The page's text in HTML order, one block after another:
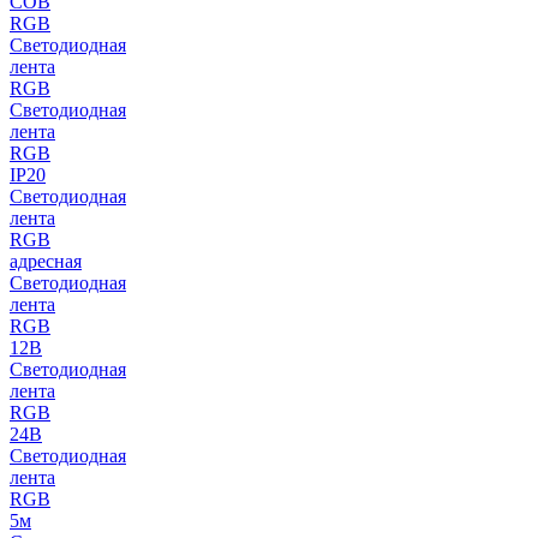
RGB
Светодиодная
лента
RGB
Светодиодная
лента
RGB
IP20
Светодиодная
лента
RGB
адресная
Светодиодная
лента
RGB
12В
Светодиодная
лента
RGB
24В
Светодиодная
лента
RGB
5м